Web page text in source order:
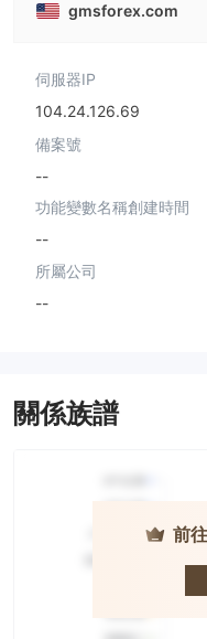
gmsforex.com
伺服器IP
104.24.126.69
備案號
--
功能變數名稱創建時間
--
所屬公司
--
關係族譜
前